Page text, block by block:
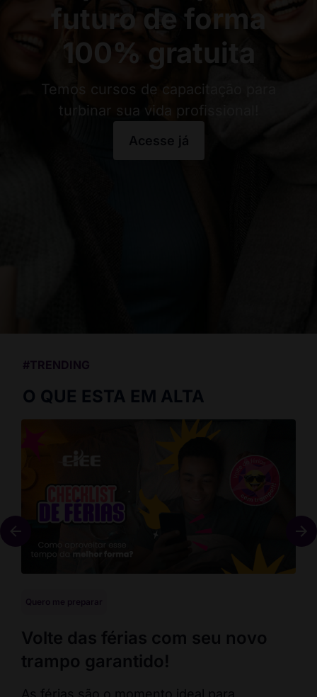
futuro de forma
100% gratuita
Temos cursos de capacitação para
turbinar sua vida profissional!
Acesse já
#TRENDING
O QUE ESTA EM ALTA
Volte das férias com seu novo
trampo garantido!